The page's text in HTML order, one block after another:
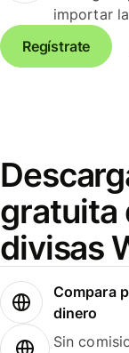
importar
Regístrate
gratuita
divisas
Compara
dinero
Sin